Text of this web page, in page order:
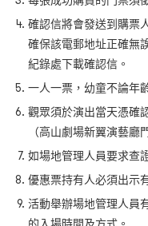
確認信將會發送到購票
確保該電郵地址正確無
紀錄處下載確認信。
一人一票，幼童不論年
觀眾須於演出當天憑確
（高山劇場新翼演藝廳
如場地管理人員要求查
優惠票持有人必須出示
活動舉辦場地管理人員